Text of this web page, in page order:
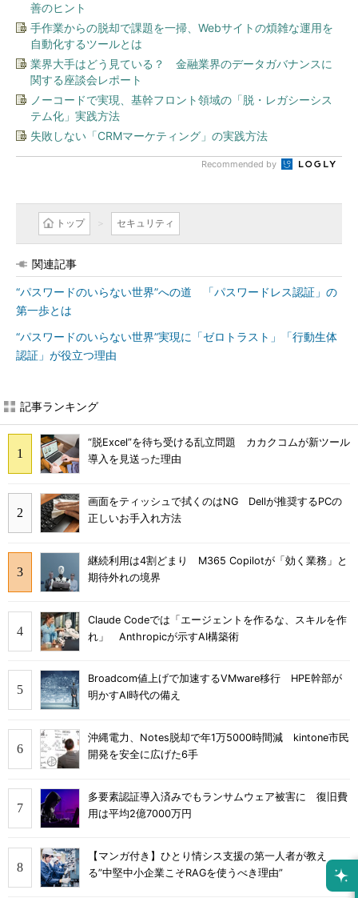
善のヒント
手作業からの脱却で課題を一掃、Webサイトの煩雑な運用を
自動化するツールとは
業界大手はどう見ている？ 金融業界のデータガバナンスに
関する座談会レポート
ノーコードで実現、基幹フロント領域の「脱・レガシーシス
テム化」実践方法
失敗しない「CRMマーケティング」の実践方法
Recommended by
トップ セキュリティ
関連記事
“パスワードのいらない世界”への道 「パスワードレス認証」の
第一歩とは
“パスワードのいらない世界”実現に「ゼロトラスト」「行動生体
認証」が役立つ理由
記事ランキング
“脱Excel”を待ち受ける乱立問題 カカクコムが新ツール
導入を見送った理由
画面をティッシュで拭くのはNG Dellが推奨するPCの
正しいお手入れ方法
継続利用は4割どまり M365 Copilotが「効く業務」と
期待外れの境界
Claude Codeでは「エージェントを作るな、スキルを作
れ」 Anthropicが示すAI構築術
Broadcom値上げで加速するVMware移行 HPE幹部が
明かすAI時代の備え
沖縄電力、Notes脱却で年1万5000時間減 kintone市民
開発を安全に広げた6手
多要素認証導入済みでもランサムウェア被害に 復旧費
用は平均2億7000万円
【マンガ付き】ひとり情シス支援の第一人者が教え
る”中堅中小企業こそRAGを使うべき理由”